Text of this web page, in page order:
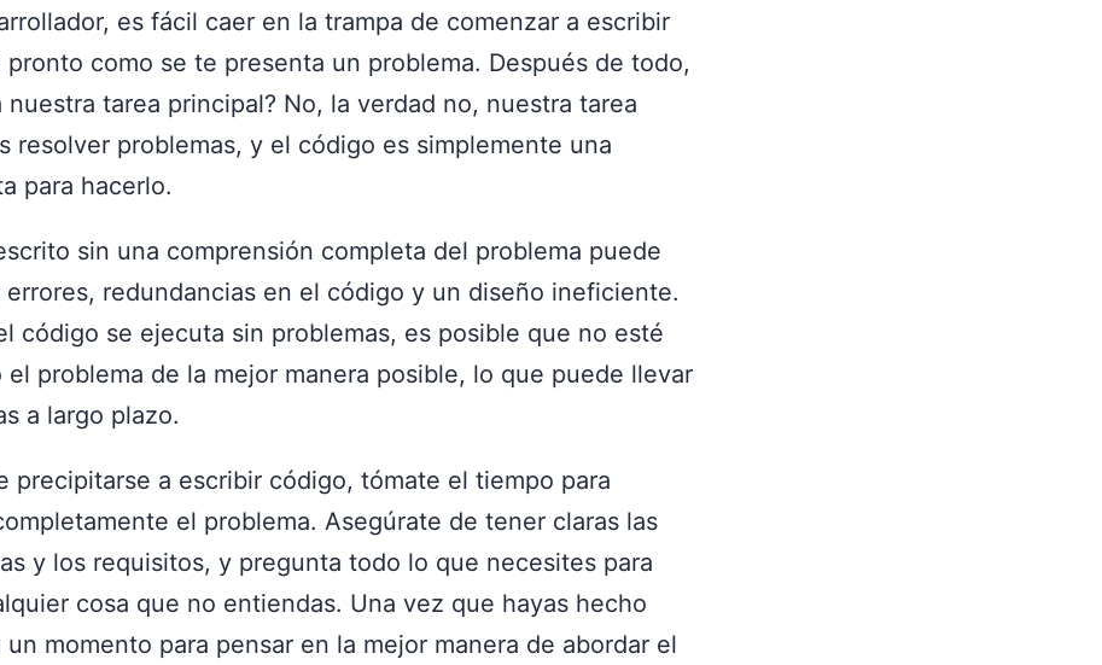
es fácil caer en la trampa de comenzar a escribir
pronto como se te presenta un problema. Después de todo,
nuestra tarea principal? No, la verdad no, nuestra tarea
resolver problemas, y el código es simplemente una
para hacerlo.
sin una comprensión completa del problema puede
errores, redundancias en el código y un diseño ineficiente.
código se ejecuta sin problemas, es posible que no esté
el problema de la mejor manera posible, lo que puede llevar
a largo plazo.
precipitarse a escribir código, tómate el tiempo para
el problema. Asegúrate de tener claras las
y los requisitos, y pregunta todo lo que necesites para
cosa que no entiendas. Una vez que hayas hecho
momento para pensar en la mejor manera de abordar el